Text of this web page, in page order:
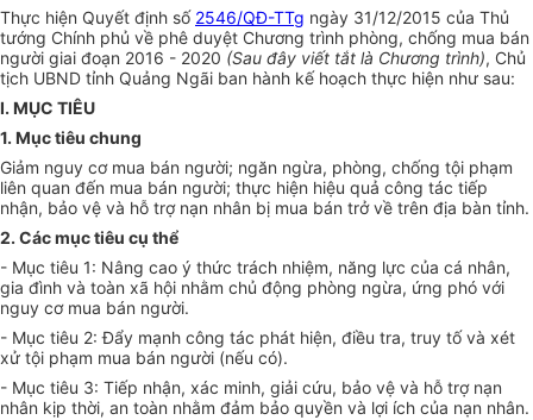
Thực hiện Quyết định số 2546/QĐ-TTg ngày 31/12/2015 của Thủ
tướng Chính phủ về phê duyệt Chương trình phòng, chống mua bán
người giai đoạn 2016 - 2020 (Sau đây viết tắt là Chương trình), Chủ
tịch UBND tỉnh Quảng Ngãi ban hành kế hoạch thực hiện như sau:
I. MỤC TIÊU
1. Mục tiêu chung
Giảm nguy cơ mua bán người; ngăn ngừa, phòng, chống tội phạm
liên quan đến mua bán người; thực hiện hiệu quả công tác tiếp
nhận, bảo vệ và hỗ trợ nạn nhân bị mua bán trở về trên địa bàn tỉnh.
2. Các mục tiêu cụ thể
- Mục tiêu 1: Nâng cao ý thức trách nhiệm, năng lực của cá nhân,
gia đình và toàn xã hội nhằm chủ động phòng ngừa, ứng phó với
nguy cơ mua bán người.
- Mục tiêu 2: Đẩy mạnh công tác phát hiện, điều tra, truy tố và xét
xử tội phạm mua bán người (nếu có).
- Mục tiêu 3: Tiếp nhận, xác minh, giải cứu, bảo vệ và hỗ trợ nạn
nhân kịp thời, an toàn nhằm đảm bảo quyền và lợi ích của nạn nhân.